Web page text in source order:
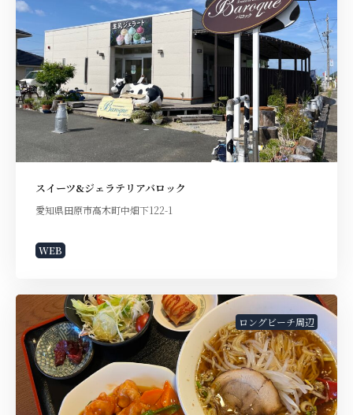
スイーツ&ジェラテリアバロック
愛知県田原市高木町中畑下122-1
WEB
ロングビーチ周辺